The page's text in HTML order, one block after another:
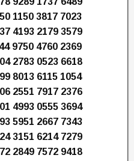
1150 3817 7023
4193 2179 3579
9750 4760 2369
2783 0523 6618
8013 6115 1054
2551 7917 2376
4993 0555 3694
5951 2667 7343
3151 6214 7279
2849 7572 9418